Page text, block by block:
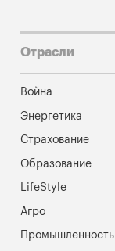
Отрасли
Война
Энергетика
Страхование
Образование
LifeStyle
Агро
Промышленность